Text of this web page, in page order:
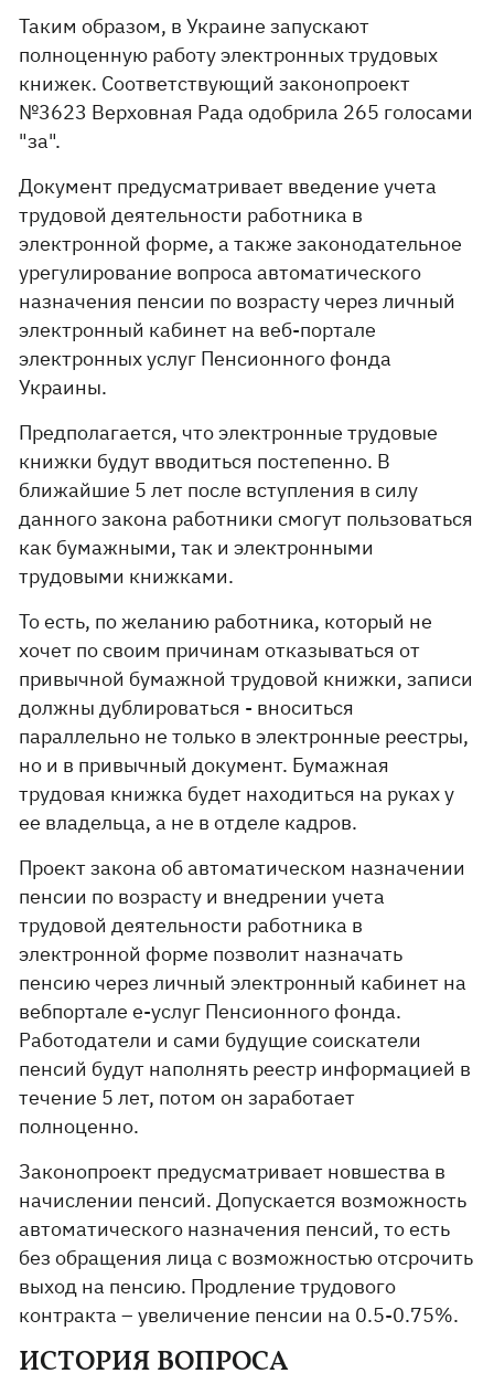
Таким образом, в Украине запускают
полноценную работу электронных трудовых
книжек. Соответствующий законопроект
№3623 Верховная Рада одобрила 265 голосами
"за".
Документ предусматривает введение учета
трудовой деятельности работника в
электронной форме, а также законодательное
урегулирование вопроса автоматического
назначения пенсии по возрасту через личный
электронный кабинет на веб-портале
электронных услуг Пенсионного фонда
Украины.
Предполагается, что электронные трудовые
книжки будут вводиться постепенно. В
ближайшие 5 лет после вступления в силу
данного закона работники смогут пользоваться
как бумажными, так и электронными
трудовыми книжками.
То есть, по желанию работника, который не
хочет по своим причинам отказываться от
привычной бумажной трудовой книжки, записи
должны дублироваться - вноситься
параллельно не только в электронные реестры,
но и в привычный документ. Бумажная
трудовая книжка будет находиться на руках у
ее владельца, а не в отделе кадров.
Проект закона об автоматическом назначении
пенсии по возрасту и внедрении учета
трудовой деятельности работника в
электронной форме позволит назначать
пенсию через личный электронный кабинет на
вебпортале е-услуг Пенсионного фонда.
Работодатели и сами будущие соискатели
пенсий будут наполнять реестр информацией в
течение 5 лет, потом он заработает
полноценно.
Законопроект предусматривает новшества в
начислении пенсий. Допускается возможность
автоматического назначения пенсий, то есть
без обращения лица с возможностью отсрочить
выход на пенсию. Продление трудового
контракта – увеличение пенсии на 0.5-0.75%.
ИСТОРИЯ ВОПРОСА